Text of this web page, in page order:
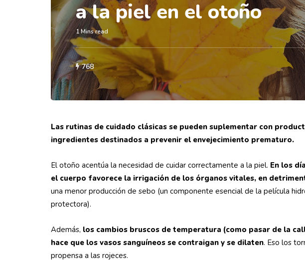
a la piel en el otoño
1 Mins read
768
Las rutinas de cuidado clásicas se pueden suplementar con
ingredientes destinados a prevenir el envejecimiento prematuro.
El otoño acentúa la necesidad de cuidar correctamente a la piel. En los
el cuerpo favorece la irrigación de los órganos vitales, en
una menor producción de sebo (un componente esencial de la película
protectora).
Además, los cambios bruscos de temperatura (como pasar de la
hace que los vasos sanguíneos se contraigan y se dilaten. Eso los
propensa a las rojeces.